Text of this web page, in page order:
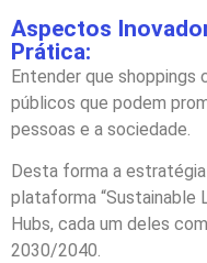
Aspectos
Prática:
Entender que
públicos que podem
pessoas e a sociedade.
Desta forma a
plataforma “Sustainable
Hubs, cada um deles
2030/2040.